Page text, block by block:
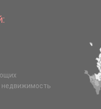
недвижимость